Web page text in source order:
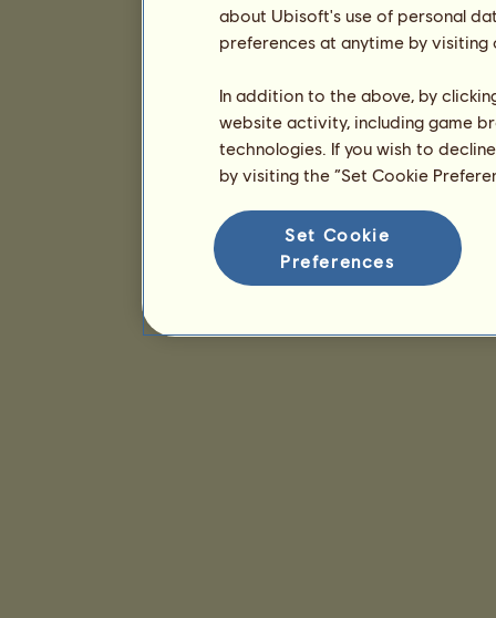
about Ubisoft's use of personal
preferences at anytime by
In addition to the above, by
website activity, including game
technologies. If you wish to
by visiting the “Set Cookie
Set Cookie
Preferences